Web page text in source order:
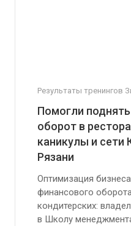
Результаты тренингов
Помогли
оборот в
каникулы и сети
Рязани
Оптимизация
финансового
кондитерских:
в Школу